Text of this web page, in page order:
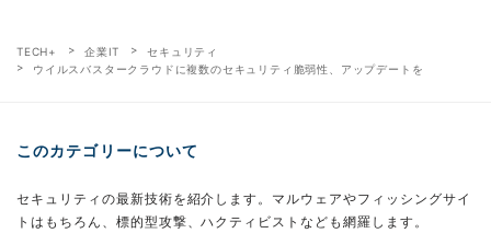
TECH+ 企業IT
セキュリティ
ウイルスバスタークラウドに複数のセキュリティ脆弱性、アップデートを
このカテゴリーについて
セキュリティの最新技術を紹介します。マルウェアやフィッシングサイ
トはもちろん、標的型攻撃、ハクティビストなども網羅します。